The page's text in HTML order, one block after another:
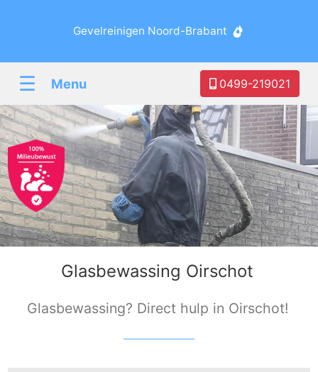
Gevelreinigen Noord-Brabant
☰ Menu 0499-219021
Glasbewassing Oirschot
Glasbewassing? Direct hulp in Oirschot!